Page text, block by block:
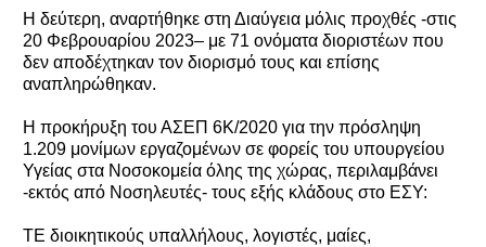
Η δεύτερη, αναρτήθηκε στη Διαύγεια μόλις προχθές -στις
20 Φεβρουαρίου 2023– με 71 ονόματα διοριστέων που
δεν αποδέχτηκαν τον διορισμό τους και επίσης
αναπληρώθηκαν.
Η προκήρυξη του ΑΣΕΠ 6Κ/2020 για την πρόσληψη
1.209 μονίμων εργαζομένων σε φορείς του υπουργείου
Υγείας στα Νοσοκομεία όλης της χώρας, περιλαμβάνει
-εκτός από Νοσηλευτές- τους εξής κλάδους στο ΕΣΥ:
ΤΕ διοικητικούς υπαλλήλους, λογιστές, μαίες,